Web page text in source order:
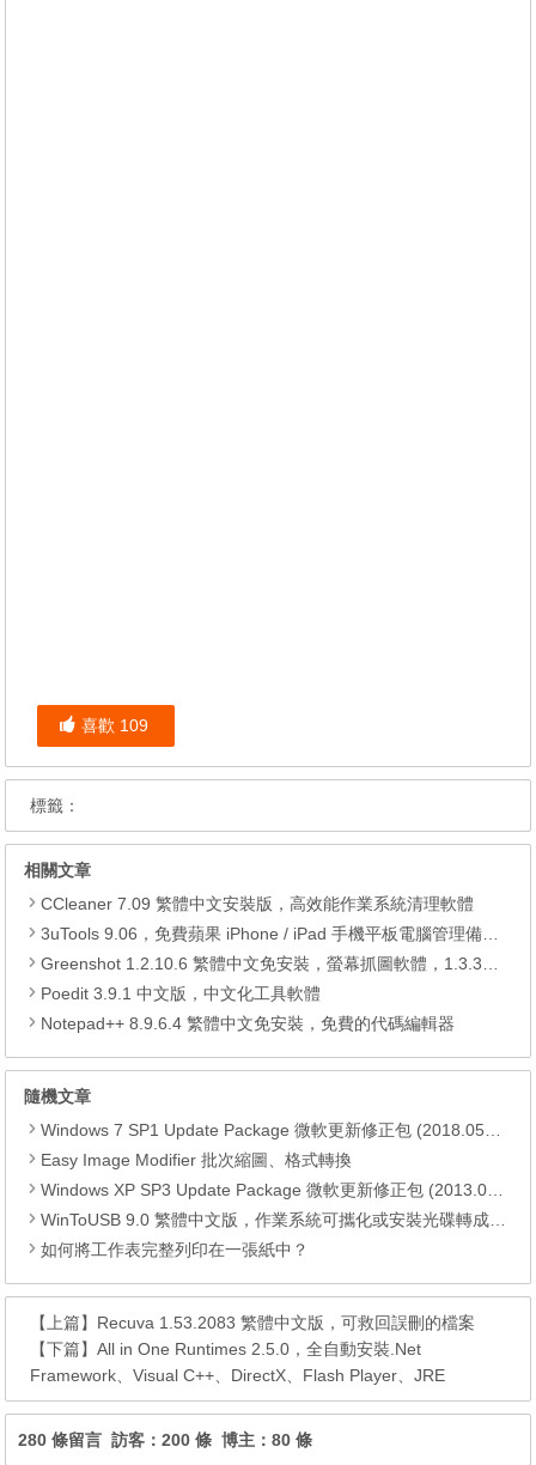
喜歡 109
標籤：
相關文章
CCleaner 7.09 繁體中文安裝版，高效能作業系統清理軟體
3uTools 9.06，免費蘋果 iPhone / iPad 手機平板電腦管理備份還原軟體
Greenshot 1.2.10.6 繁體中文免安裝，螢幕抓圖軟體，1.3.315 安裝版
Poedit 3.9.1 中文版，中文化工具軟體
Notepad++ 8.9.6.4 繁體中文免安裝，免費的代碼編輯器
隨機文章
Windows 7 SP1 Update Package 微軟更新修正包 (2018.05月份)
Easy Image Modifier 批次縮圖、格式轉換
Windows XP SP3 Update Package 微軟更新修正包 (2013.03月份)
WinToUSB 9.0 繁體中文版，作業系統可攜化或安裝光碟轉成隨身碟製作工具
如何將工作表完整列印在一張紙中？
【上篇】 Recuva 1.53.2083 繁體中文版，可救回誤刪的檔案
【下篇】All in One Runtimes 2.5.0，全自動安裝.Net
Framework、Visual C++、DirectX、Flash Player、JRE
280 條留言 訪客：200 條 博主：80 條